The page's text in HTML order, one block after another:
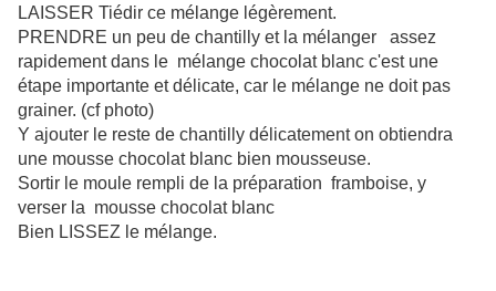
LAISSER Tiédir ce mélange légèrement.
PRENDRE un peu de chantilly et la mélanger assez
rapidement dans le mélange chocolat blanc c'est une
étape importante et délicate, car le mélange ne doit pas
grainer. (cf photo)
Y ajouter le reste de chantilly délicatement on obtiendra
une mousse chocolat blanc bien mousseuse.
Sortir le moule rempli de la préparation framboise, y
verser la mousse chocolat blanc
Bien LISSEZ le mélange.